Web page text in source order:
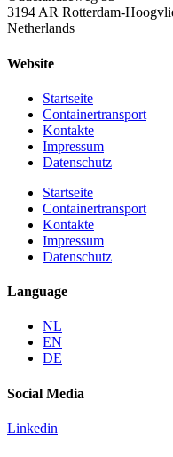
3194 AR Rotterdam-
Netherlands
Website
Startseite
Containertransport
Kontakte
Impressum
Datenschutz
Startseite
Containertransport
Kontakte
Impressum
Datenschutz
Language
NL
EN
DE
Social Media
Linkedin